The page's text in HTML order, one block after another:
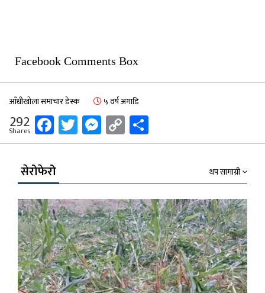
Facebook Comments Box
आँधीखोला समाचार डेस्क ५ वर्ष अगाडि
292
Shares Facebook
Twitter
Messenger
Copy
Link
सेरोफेरो थप सामाग्री